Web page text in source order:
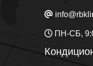
ПН-СБ,